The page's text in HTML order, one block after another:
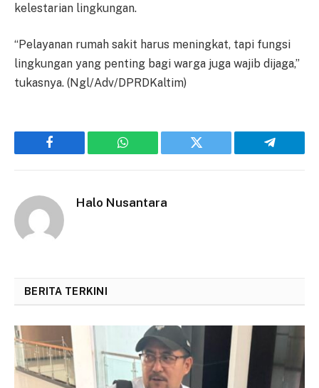
kelestarian lingkungan.
“Pelayanan rumah sakit harus meningkat, tapi fungsi
lingkungan yang penting bagi warga juga wajib dijaga,”
tukasnya. (Ngl/Adv/DPRDKaltim)
Facebook WhatsApp Twitter Telegram
Halo Nusantara
BERITA TERKINI